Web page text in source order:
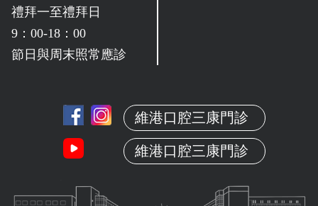
禮拜一至禮拜日
9：00-18：00
節日與周末照常應診
維港口腔三康門診
維港口腔三康門診